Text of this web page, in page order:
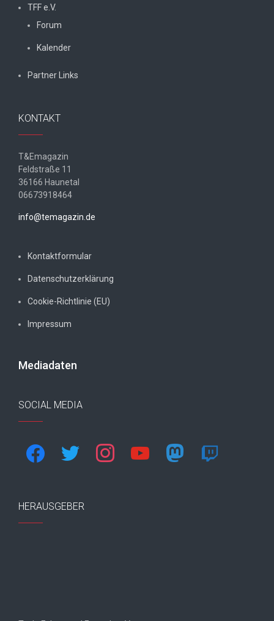
TFF e.V.
Forum
Kalender
Partner Links
KONTAKT
T&Emagazin
Feldstraße 11
36166 Haunetal
06673918464
info@temagazin.de
Kontaktformular
Datenschutzerklärung
Cookie-Richtlinie (EU)
Impressum
Mediadaten
SOCIAL MEDIA
facebook twitter instagram youtube mastodon twitch
HERAUSGEBER